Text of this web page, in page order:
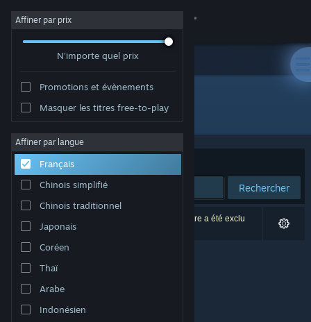
Se connecter
Magasin
À propos
Support
Changer la langue
Télécharger l'application mobile Steam
Voir version ordi. du site
Affiner par prix
N'importe quel prix
Promotions et évènements
Masquer les titres free-to-play
Affiner par langue
Français
Chinois simplifié
Chinois traditionnel
Japonais
Coréen
Thaï
Arabe
Indonésien
Développement : Paul Eckhardt
Trier par Pertinence
Rechercher
0 résultats correspondent à votre recherche. 1 titre a été exclu
selon vos préférences.